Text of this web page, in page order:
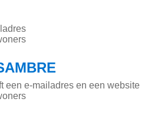
een e-mailadres en een website